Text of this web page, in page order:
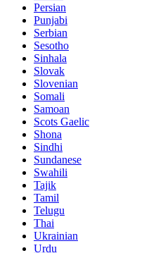
Persian
Punjabi
Serbian
Sesotho
Sinhala
Slovak
Slovenian
Somali
Samoan
Scots Gaelic
Shona
Sindhi
Sundanese
Swahili
Tajik
Tamil
Telugu
Thai
Ukrainian
Urdu